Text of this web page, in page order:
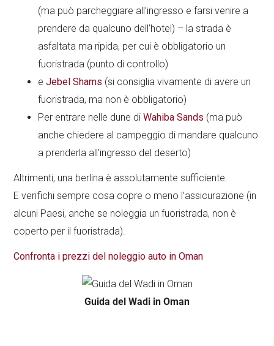
(ma può parcheggiare all’ingresso e farsi venire a
prendere da qualcuno dell’hotel) – la strada è
asfaltata ma ripida, per cui è obbligatorio un
fuoristrada (punto di controllo)
eJebel Shams (si consiglia vivamente di avere un
fuoristrada, ma non è obbligatorio)
Per entrare nelle dune diWahiba Sands (ma può
anche chiedere al campeggio di mandare qualcuno
a prenderla all’ingresso del deserto)
Altrimenti, una berlina è assolutamente sufficiente.
E verifichi sempre cosa copre o meno l’assicurazione (in
alcuni Paesi, anche se noleggia un fuoristrada, non è
coperto per il fuoristrada).
Confronta i prezzi del noleggio auto in Oman
Guida del Wadi in Oman